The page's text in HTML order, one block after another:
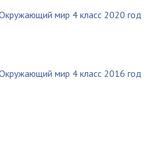
мир 4 класс 2020 год
мир 4 класс 2016 год